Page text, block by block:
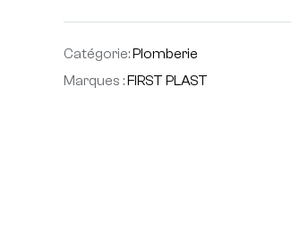
Catégorie:Plomberie
Marques :FIRST PLAST